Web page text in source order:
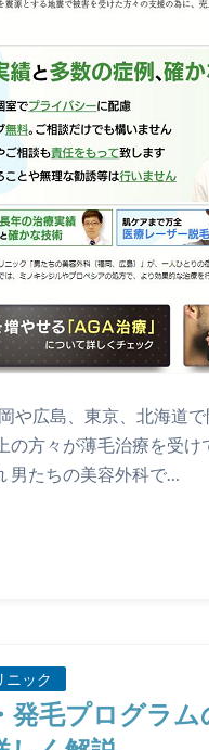
や広島、東京、北海道
の方々が薄毛治療を受
男たちの美容外科で…
ニック
発毛プログラム